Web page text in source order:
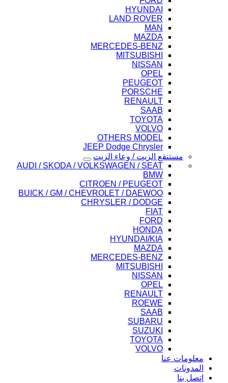
HYUNDAI
LAND ROVER
MAN
MAZDA
MERCEDES-BENZ
MITSUBISHI
NISSAN
OPEL
PEUGEOT
PORSCHE
RENAULT
SAAB
TOYOTA
VOLVO
OTHERS MODEL
JEEP Dodge Chrysler
مستنقع الزيت / وعاء الزيت
AUDI / SKODA / VOLKSWAGEN / SEAT
BMW
CITROEN / PEUGEOT
BUICK / GM / CHEVROLET / DAEWOO
CHRYSLER / DODGE
FIAT
FORD
HONDA
HYUNDAI/KIA
MAZDA
MERCEDES-BENZ
MITSUBISHI
NISSAN
OPEL
RENAULT
ROEWE
SAAB
SUBARU
SUZUKI
TOYOTA
VOLVO
معلومات عنا
المدونات
اتصل بنا